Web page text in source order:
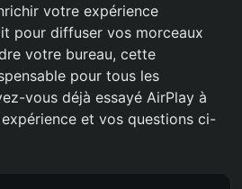
votre expérience
pour diffuser vos morceaux
votre bureau, cette
pour tous les
vous déjà essayé AirPlay à
et vos questions ci-